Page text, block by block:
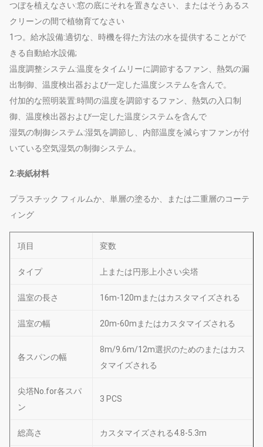
つぼを植えなさい:窓の底にそれを置きなさい、またはそうあるス
クリーンの間で植物育てなさい
1つ。給水設備:適切な、時機を得た方法の水を提供することがで
きる自動給水設備;
温度調整システム:温度をタイムリーに調節するファン、熱気の漏
出制御、温度検出器および一定した温度システムを含んで。
付加的な照明装置:時間の温度を調節するファン、熱気の入口制
御、温度検出器および一定した温度システムを含んで
湿気の制御システム:湿気を調節し、内部温度を減らすファンが付
いている空気湿気の制御システム。
2:表紙材料
プラスチック フィルムか、単層の塗るか、または二重層のコーテ
ィング
項目 変数
タイプ 上または円形上小さい尖塔
温室の長さ 16m-120mまたはカスタマイズされる
温室の幅 20m-60mまたはカスタマイズされる
各スパンの幅
8m/9.6m/12m選択のためのまたはカス
タマイズされる
尖塔No.for各スパ
ン
3 PCS
総高さ カスタマイズされる4.8-5.3m